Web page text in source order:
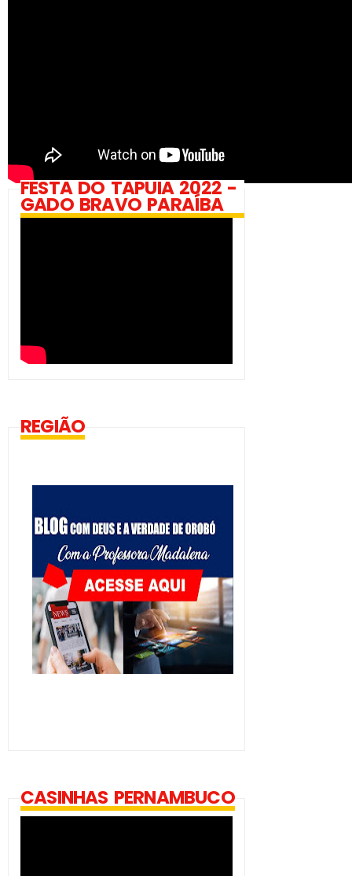
FESTA DO TAPUIA 2022 -
GADO BRAVO PARAÍBA
REGIÃO
CASINHAS PERNAMBUCO